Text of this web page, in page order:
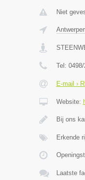
Niet
Tel: 0498/
E-mail ›
Website:
Bij ons
Erkende
Laatste